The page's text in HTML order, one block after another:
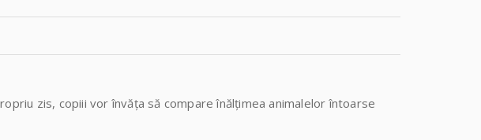
zis, copiii vor învăța să compare înălțimea animalelor întoarse